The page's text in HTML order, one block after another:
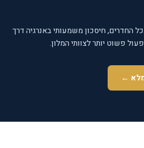
החדרים, חיסכון משמעותי באנרגיה דרך
פשוט יותר לצוותי המלון.
←